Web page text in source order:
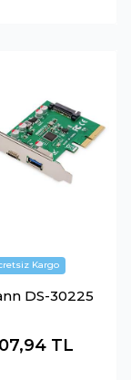
DS-30225
TL